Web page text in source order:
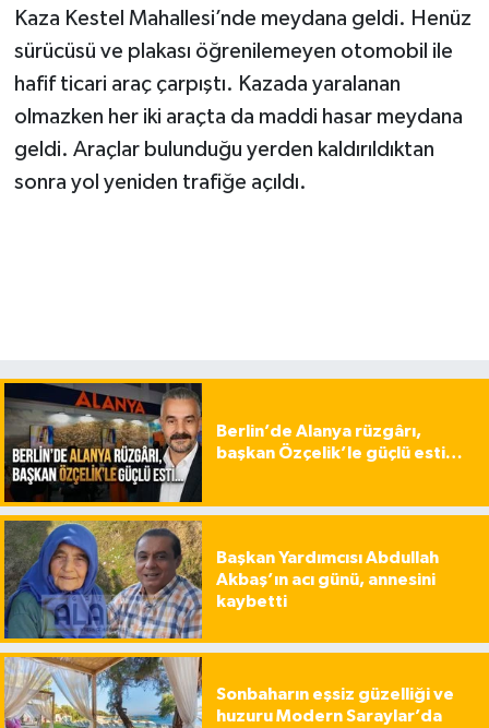
Kaza Kestel Mahallesi’nde meydana geldi. Henüz
sürücüsü ve plakası öğrenilemeyen otomobil ile
hafif ticari araç çarpıştı. Kazada yaralanan
olmazken her iki araçta da maddi hasar meydana
geldi. Araçlar bulunduğu yerden kaldırıldıktan
sonra yol yeniden trafiğe açıldı.
Berlin’de Alanya rüzgârı,
başkan Özçelik’le güçlü esti…
Başkan Yardımcısı Abdullah
Akbaş’ın acı günü, annesini
kaybetti
Sonbaharın eşsiz güzelliği ve
huzuru Modern Saraylar’da